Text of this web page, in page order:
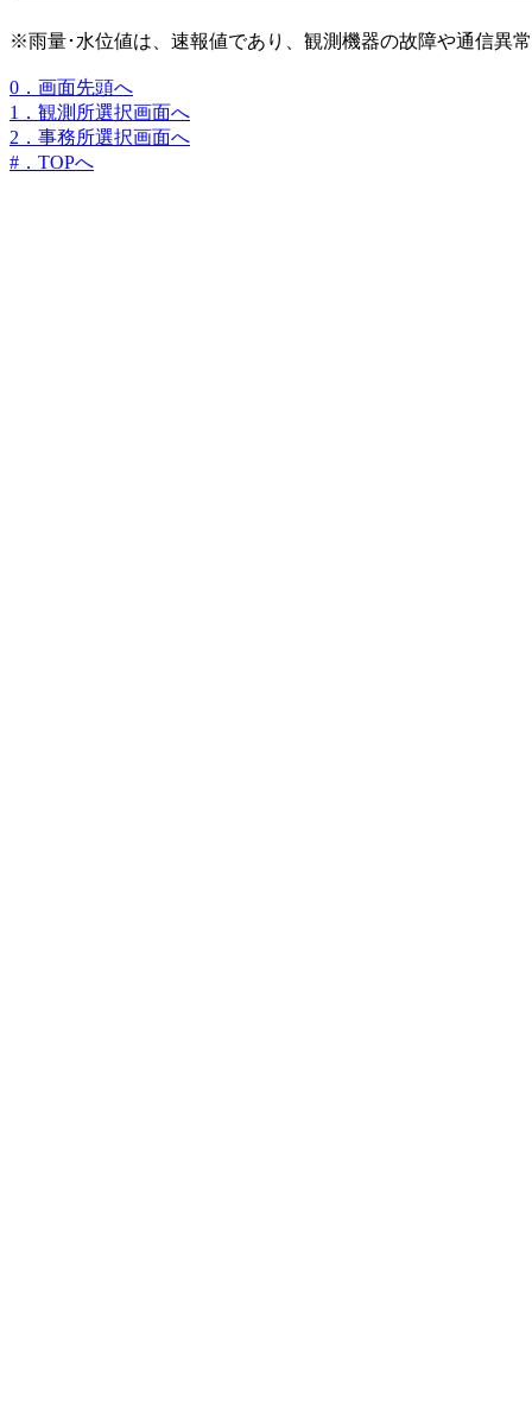
※雨量･水位値は、速報値であり、観測機器の故障や通信異
0．画面先頭へ
1．観測所選択画面へ
2．事務所選択画面へ
#．TOPへ